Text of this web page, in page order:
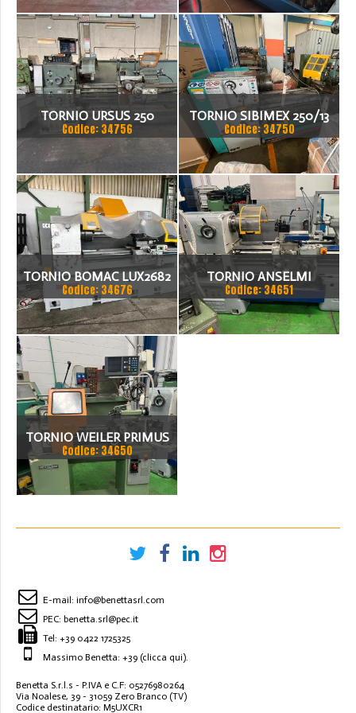
TORNIO URSUS 250
Codice: 34756
TORNIO SIBIMEX 250/13
Codice: 34750
TORNIO BOMAC LUX2682
Codice: 34676
TORNIO ANSELMI
Codice: 34651
TORNIO WEILER PRIMUS
Codice: 34650
E-mail: info@benettasrl.com
PEC: benetta.srl@pec.it
Tel: +39 0422 1725325
Massimo Benetta: +39 (clicca qui).
Benetta S.r.l.s - P.IVA e C.F: 05276980264
Via Noalese, 39 - 31059 Zero Branco (TV)
Codice destinatario: M5UXCR1